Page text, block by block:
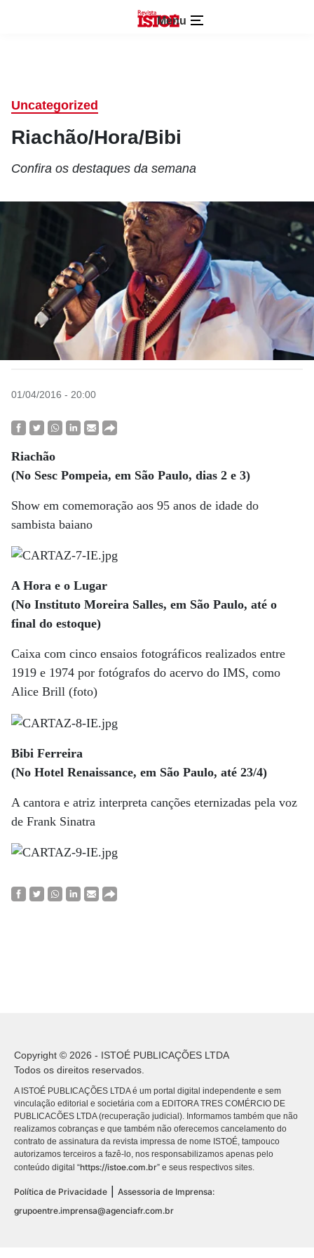
Menu
Uncategorized
Riachão/Hora/Bibi
Confira os destaques da semana
01/04/2016 - 20:00
Riachão
(No Sesc Pompeia, em São Paulo, dias 2 e 3)
Show em comemoração aos 95 anos de idade do
sambista baiano
A Hora e o Lugar
(No Instituto Moreira Salles, em São Paulo, até o
final do estoque)
Caixa com cinco ensaios fotográficos realizados entre
1919 e 1974 por fotógrafos do acervo do IMS, como
Alice Brill (foto)
Bibi Ferreira
(No Hotel Renaissance, em São Paulo, até 23/4)
A cantora e atriz interpreta canções eternizadas pela voz
de Frank Sinatra
Copyright © 2026 - ISTOÉ PUBLICAÇÕES LTDA
Todos os direitos reservados.
A ISTOÉ PUBLICAÇÕES LTDA é um portal digital independente e sem
vinculação editorial e societária com a EDITORA TRES COMÉRCIO DE
PUBLICACÕES LTDA (recuperação judicial). Informamos também que não
realizamos cobranças e que também não oferecemos cancelamento do
contrato de assinatura da revista impressa de nome ISTOÉ, tampouco
autorizamos terceiros a fazê-lo, nos responsabilizamos apenas pelo
conteúdo digital “https://istoe.com.br” e seus respectivos sites.
Política de Privacidade
Assessoria de Imprensa:
grupoentre.imprensa@agenciafr.com.br